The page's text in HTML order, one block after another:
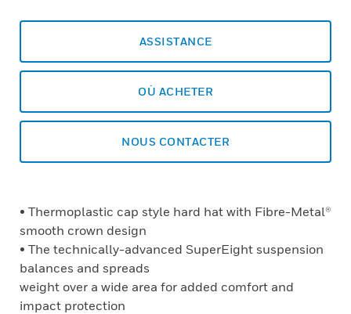
ASSISTANCE
OÙ ACHETER
NOUS CONTACTER
• Thermoplastic cap style hard hat with Fibre-Metal®
smooth crown design
• The technically-advanced SuperEight suspension
balances and spreads
weight over a wide area for added comfort and
impact protection